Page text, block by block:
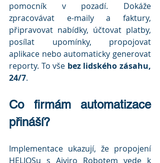
pomocník v pozadí. Dokáže
zpracovávat e-maily a faktury,
připravovat nabídky, účtovat platby,
posílat upomínky, propojovat
aplikace nebo automaticky generovat
reporty. To vše bez lidského zásahu,
24/7.
Co firmám automatizace
přináší?
Implementace ukazují, že propojení
HELIOSu s Aiviro Robotem vede k